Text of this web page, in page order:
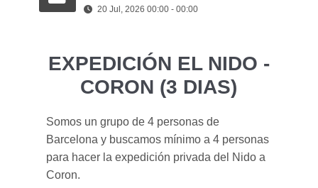
20 Jul, 2026 00:00 - 00:00
EXPEDICIÓN EL NIDO -
CORON (3 DIAS)
Somos un grupo de 4 personas de
Barcelona y buscamos mínimo a 4 personas
para hacer la expedición privada del Nido a
Coron.